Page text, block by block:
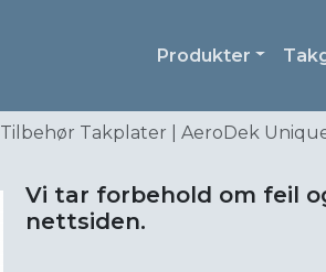
Produkter
Tilbehør Takplater | AeroDek
Vi tar forbehold om feil
nettsiden.